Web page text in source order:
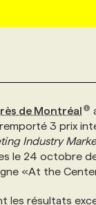
L'INDUSTRIE
NUMÉRIQUES
SOCIAUX
DURABLE
PUBLICITÉ
NOUS
LA CVTHÈQUE
NOUS
EN LIGNE
DE DE TÊTE
de Montréal
3 prix
Industry
le 24 octobre
«At the
les résultats